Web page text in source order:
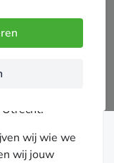
over de
wij wie we
wij jouw